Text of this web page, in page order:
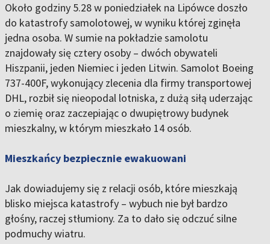
Około godziny 5.28 w poniedziałek na Lipówce doszło
do katastrofy samolotowej, w wyniku której zginęła
jedna osoba. W sumie na pokładzie samolotu
znajdowały się cztery osoby – dwóch obywateli
Hiszpanii, jeden Niemiec i jeden Litwin. Samolot Boeing
737-400F, wykonujący zlecenia dla firmy transportowej
DHL, rozbił się nieopodal lotniska, z dużą siłą uderzając
o ziemię oraz zaczepiając o dwupiętrowy budynek
mieszkalny, w którym mieszkało 14 osób.
Mieszkańcy bezpiecznie ewakuowani
Jak dowiadujemy się z relacji osób, które mieszkają
blisko miejsca katastrofy – wybuch nie był bardzo
głośny, raczej stłumiony. Za to dało się odczuć silne
podmuchy wiatru.